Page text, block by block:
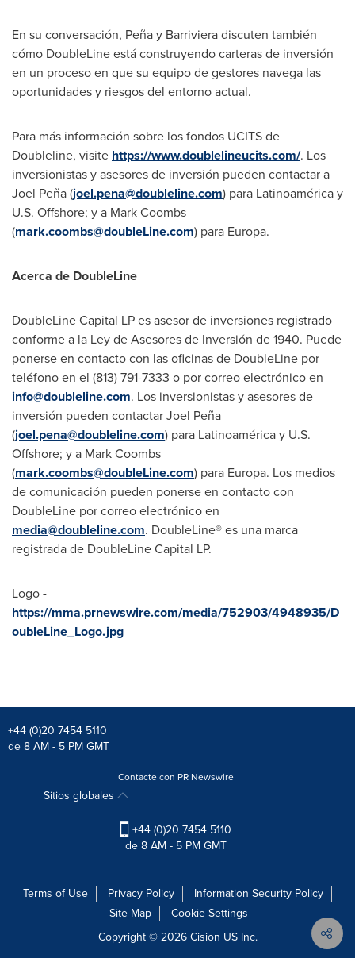
En su conversación, Peña y Barriviera discuten también
cómo DoubleLine está construyendo carteras de inversión
en un proceso en que su equipo de gestores navega las
oportunidades y riesgos del entorno actual.
Para más información sobre los fondos UCITS de
Doubleline, visite https://www.doublelineucits.com/. Los
inversionistas y asesores de inversión pueden contactar a
Joel Peña (joel.pena@doubleline.com) para Latinoamérica y
U.S. Offshore; y a Mark Coombs
(mark.coombs@doubleLine.com) para Europa.
Acerca de DoubleLine
DoubleLine Capital LP es asesor de inversiones registrado
conforme a la Ley de Asesores de Inversión de 1940. Puede
ponerse en contacto con las oficinas de DoubleLine por
teléfono en el (813) 791-7333 o por correo electrónico en
info@doubleline.com. Los inversionistas y asesores de
inversión pueden contactar Joel Peña
(joel.pena@doubleline.com) para Latinoamérica y U.S.
Offshore; y a Mark Coombs
(mark.coombs@doubleLine.com) para Europa. Los medios
de comunicación pueden ponerse en contacto con
DoubleLine por correo electrónico en
media@doubleline.com. DoubleLine® es una marca
registrada de DoubleLine Capital LP.
Logo -
https://mma.prnewswire.com/media/752903/4948935/D
oubleLine_Logo.jpg
+44 (0)20 7454 5110
de 8 AM - 5 PM GMT
Contacte con PR Newswire
Sitios globales
+44 (0)20 7454 5110
de 8 AM - 5 PM GMT
Terms of Use Privacy Policy
Information Security Policy
Site Map
Cookie Settings
Copyright © 2026Cision US Inc.